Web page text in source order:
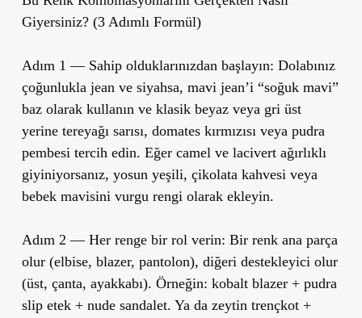
Giyersiniz? (3 Adımlı Formül)
Adım 1 — Sahip olduklarınızdan başlayın: Dolabınız
çoğunlukla jean ve siyahsa, mavi jean’i “soğuk mavi”
baz olarak kullanın ve klasik beyaz veya gri üst
yerine tereyağı sarısı, domates kırmızısı veya pudra
pembesi tercih edin. Eğer camel ve lacivert ağırlıklı
giyiniyorsanız, yosun yeşili, çikolata kahvesi veya
bebek mavisini vurgu rengi olarak ekleyin.
Adım 2 — Her renge bir rol verin: Bir renk ana parça
olur (elbise, blazer, pantolon), diğeri destekleyici olur
(üst, çanta, ayakkabı). Örneğin: kobalt blazer + pudra
slip etek + nude sandalet. Ya da zeytin trençkot +